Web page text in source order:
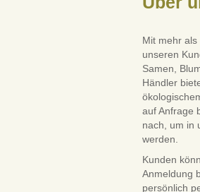
Mit mehr
unseren
Samen,
Händler
auf Anfrage
nach, um in
werden.
Kunden
Anmeldung
persönlich